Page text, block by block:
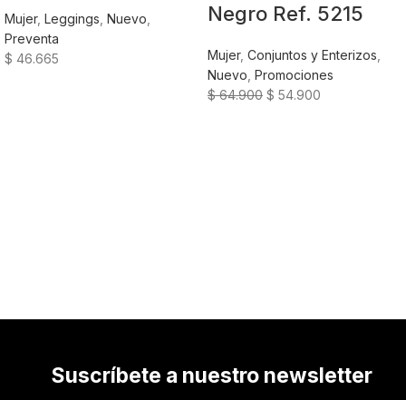
Mujer, Leggings Nuevo
Preventa
$ 46.665
Negro Ref. 5215
Mujer, Conjuntos y Enterizos
Nuevo Promociones
$64.900 $ 54.900
Suscríbete a nuestro newsletter